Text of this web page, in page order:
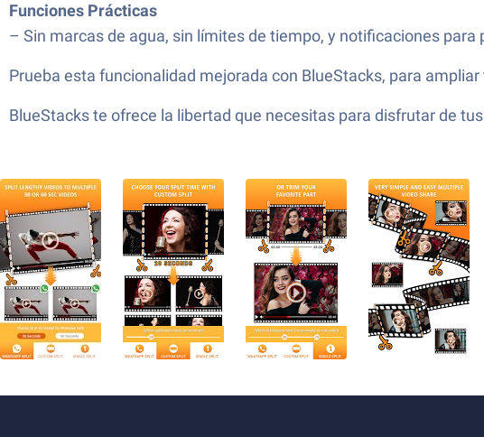
Funciones Prácticas
– Sin marcas de agua, sin límites de tiempo, y notificaciones para
Prueba esta funcionalidad mejorada con BlueStacks, para ampliar
BlueStacks te ofrece la libertad que necesitas para disfrutar de